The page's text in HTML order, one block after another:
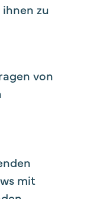
zu
von
mit